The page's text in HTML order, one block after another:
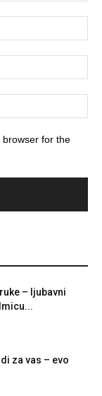
browser for the
– ljubavni
za vas – evo